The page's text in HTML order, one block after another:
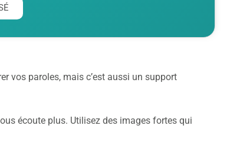
vos paroles, mais c’est aussi un support
écoute plus. Utilisez des images fortes qui